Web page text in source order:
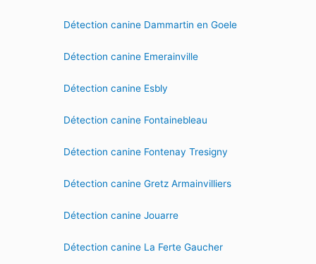
Détection canine Dammartin en Goele
Détection canine Emerainville
Détection canine Esbly
Détection canine Fontainebleau
Détection canine Fontenay Tresigny
Détection canine Gretz Armainvilliers
Détection canine Jouarre
Détection canine La Ferte Gaucher